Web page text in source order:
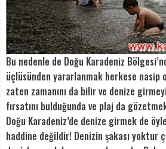
Bu nedenle de Doğu Karadeniz
üçlüsünden yararlanmak herkese nasip
zaten zamanını da bilir ve denize
fırsatını bulduğunda ve plaj da
Doğu Karadeniz’de denize girmek de
haddine değildir! Denizin şakası yoktur